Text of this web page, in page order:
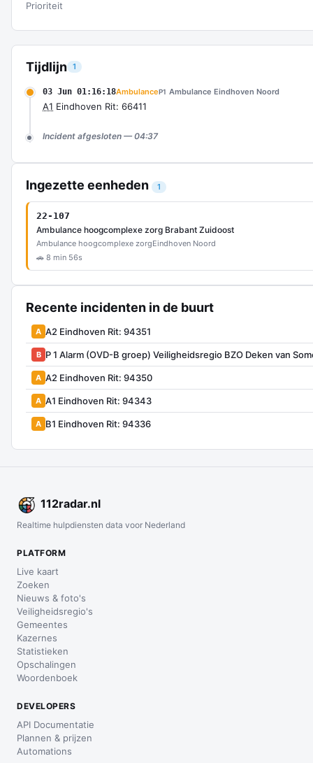
Tijdlijn 1
03 Jun 01:16:18AmbulanceP1 Ambulance Eindhoven Noord
A1 Eindhoven Rit: 66411
Incident afgesloten — 04:37
Ingezette eenheden 1
22-107
Ambulance hoogcomplexe zorg Brabant Zuidoost
Ambulance hoogcomplexe zorgEindhoven Noord
🚗 8 min 56s
Recente incidenten in de buurt
A A2 Eindhoven Rit: 94351
B P 1 Alarm (OVD-B groep) Veiligheidsregio BZO Deken van
A A2 Eindhoven Rit: 94350
A A1 Eindhoven Rit: 94343
A B1 Eindhoven Rit: 94336
Prioriteit
112radar.nl
Realtime hulpdiensten data voor Nederland
PLATFORM
Live kaart
Zoeken
Nieuws & foto's
Veiligheidsregio's
Gemeentes
Kazernes
Statistieken
Opschalingen
Woordenboek
DEVELOPERS
API Documentatie
Plannen & prijzen
Automations